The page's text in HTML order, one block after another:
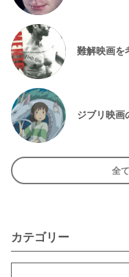
難解映画を
ジブリ映画
全
カテゴリー